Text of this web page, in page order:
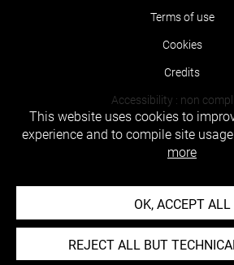
Terms of use
Cookies
Credits
Accessibility : non
This website uses cookies to
experience and to compile site
more
OK, ACCEPT ALL
REJECT ALL BUT